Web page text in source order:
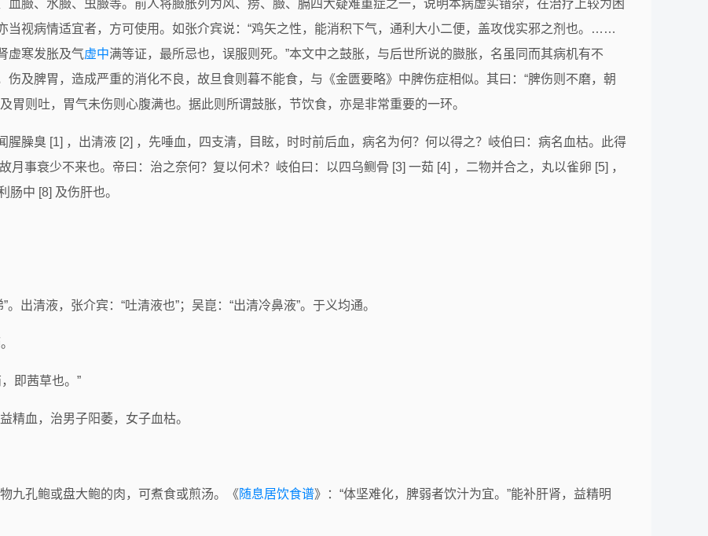
臌、水臌、虫臌等。前人将臌胀列为风、痨、臌、膈四大疑难重症之一，说明本病虚实错杂，在治疗上较为困
当视病情适宜者，方可使用。如张介宾说：“鸡矢之性，能消积下气，通利大小二便，盖攻伐实邪之剂也。……
虚寒发胀及气虚中满等证，最所忌也，误服则死。”本文中之鼓胀，与后世所说的臌胀，名虽同而其病机有不
伤及脾胃，造成严重的消化不良，故旦食则暮不能食，与《金匮要略》中脾伤症相似。其曰：“脾伤则不磨，朝
胃则吐，胃气未伤则心腹满也。据此则所谓鼓胀，节饮食，亦是非常重要的一环。
腥臊臭 [1] ，出清液 [2] ，先唾血，四支清，目眩，时时前后血，病名为何？何以得之？岐伯曰：病名血枯。此得
月事衰少不来也。帝曰：治之奈何？复以何术？岐伯曰：以四乌鲗骨 [3] 一茹 [4] ，二物并合之，丸以雀卵 [5] ，
肠中 [8] 及伤肝也。
出清液，张介宾：“吐清液也”；吴崑：“出清冷鼻液”。于义均通。
即茜草也。”
精血，治男子阳萎，女子血枯。
九孔鲍或盘大鲍的肉，可煮食或煎汤。《随息居饮食谱》：“体坚难化，脾弱者饮汁为宜。”能补肝肾，益精明